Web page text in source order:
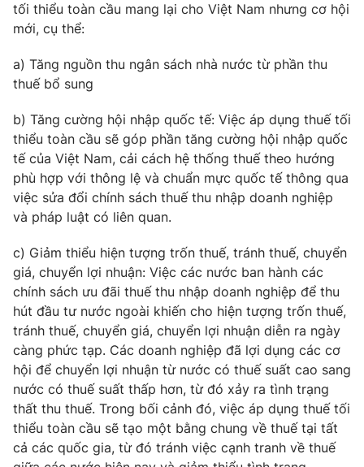
thuận bằng văn bản. Ghi rõ nguồn VTV.vn khi phát hành lại
thông tin từ website này.
tối thiểu toàn cầu mang lại cho Việt Nam nhưng cơ hội
mới, cụ thể:
a) Tăng nguồn thu ngân sách nhà nước từ phần thu
thuế bổ sung
b) Tăng cường hội nhập quốc tế: Việc áp dụng thuế tối
thiểu toàn cầu sẽ góp phần tăng cường hội nhập quốc
tế của Việt Nam, cải cách hệ thống thuế theo hướng
phù hợp với thông lệ và chuẩn mực quốc tế thông qua
việc sửa đổi chính sách thuế thu nhập doanh nghiệp
và pháp luật có liên quan.
c) Giảm thiểu hiện tượng trốn thuế, tránh thuế, chuyển
giá, chuyển lợi nhuận: Việc các nước ban hành các
chính sách ưu đãi thuế thu nhập doanh nghiệp để thu
hút đầu tư nước ngoài khiến cho hiện tượng trốn thuế,
tránh thuế, chuyển giá, chuyển lợi nhuận diễn ra ngày
càng phức tạp. Các doanh nghiệp đã lợi dụng các cơ
hội để chuyển lợi nhuận từ nước có thuế suất cao sang
nước có thuế suất thấp hơn, từ đó xảy ra tình trạng
thất thu thuế. Trong bối cảnh đó, việc áp dụng thuế tối
thiểu toàn cầu sẽ tạo một bằng chung về thuế tại tất
cả các quốc gia, từ đó tránh việc cạnh tranh về thuế